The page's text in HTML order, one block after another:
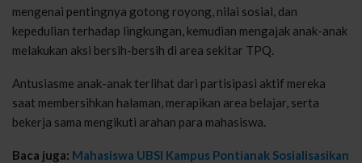
mengenai pentingnya gotong royong, nilai sosial, dan
kepedulian terhadap lingkungan, kemudian mengajak anak-anak
melakukan aksi bersih-bersih di area sekitar TPQ.
Antusiasme anak-anak terlihat dari partisipasi aktif mereka
saat membersihkan halaman, merapikan area belajar, serta
bekerja sama mengikuti arahan para mahasiswa.
Baca juga: Mahasiswa UBSI Kampus Pontianak Sosialisasikan